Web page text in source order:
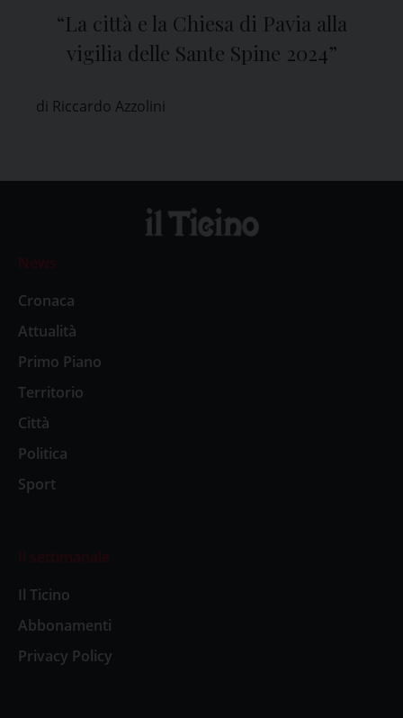
“La città e la Chiesa di Pavia alla
vigilia delle Sante Spine 2024”
di Riccardo Azzolini
News
Cronaca
Attualità
Primo Piano
Territorio
Città
Politica
Sport
Il settimanale
Il Ticino
Abbonamenti
Privacy Policy